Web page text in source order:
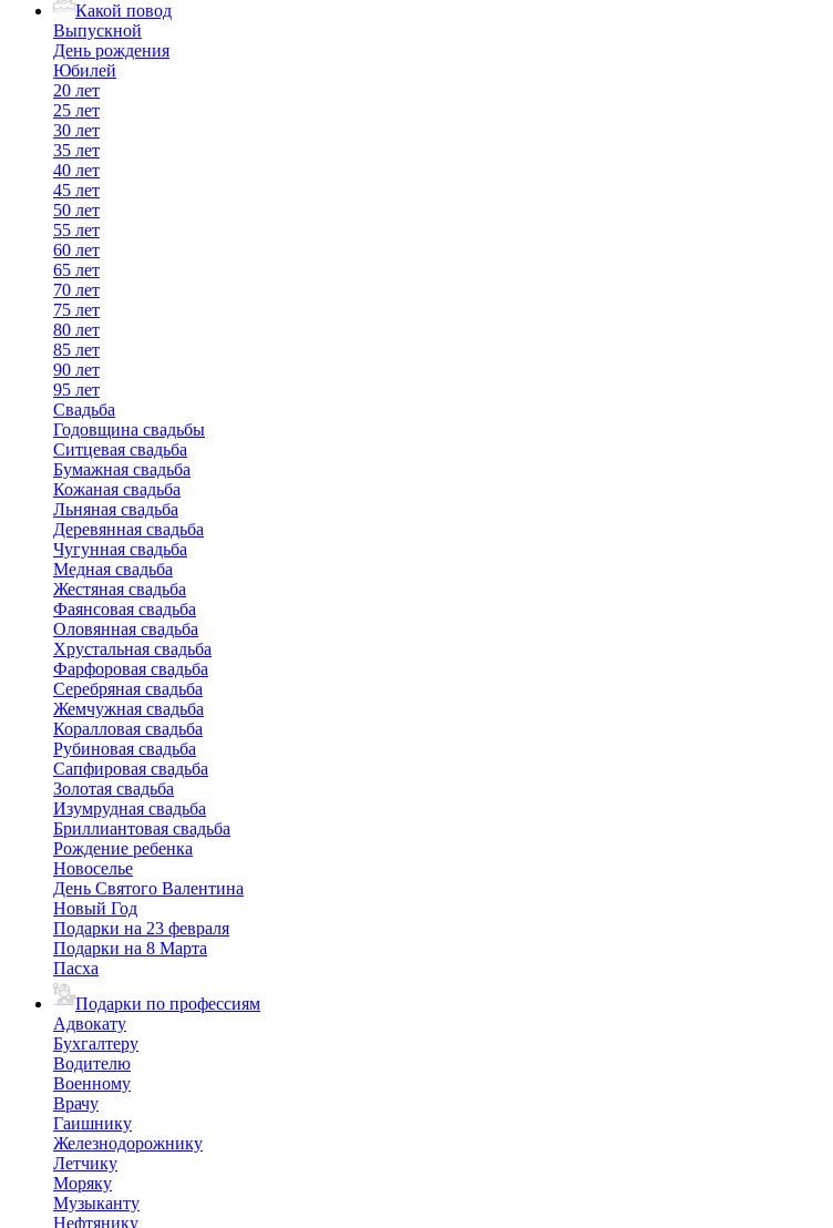
Какой повод
Выпускной
День рождения
Юбилей
20 лет
25 лет
30 лет
35 лет
40 лет
45 лет
50 лет
55 лет
60 лет
65 лет
70 лет
75 лет
80 лет
85 лет
90 лет
95 лет
Свадьба
Годовщина свадьбы
Ситцевая свадьба
Бумажная свадьба
Кожаная свадьба
Льняная свадьба
Деревянная свадьба
Чугунная свадьба
Медная свадьба
Жестяная свадьба
Фаянсовая свадьба
Оловянная свадьба
Хрустальная свадьба
Фарфоровая свадьба
Серебряная свадьба
Жемчужная свадьба
Коралловая свадьба
Рубиновая свадьба
Сапфировая свадьба
Золотая свадьба
Изумрудная свадьба
Бриллиантовая свадьба
Рождение ребенка
Новоселье
День Святого Валентина
Новый Год
Подарки на 23 февраля
Подарки на 8 Марта
Пасха
Подарки по профессиям
Адвокату
Бухгалтеру
Водителю
Военному
Врачу
Гаишнику
Железнодорожнику
Летчику
Моряку
Музыканту
Нефтянику